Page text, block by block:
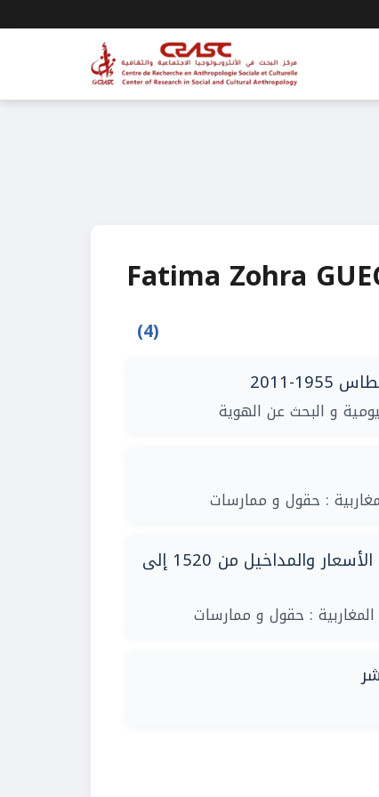
Fatima Zohra
(4)
2011
و البحث عن الهوية
: حقول و ممارسات
مروش، لمنور : أبحاث في تاريخ الجزائر العثمانية العملات، الأسعار والمداخيل من 1520 إلى
المغاربية : حقول و ممارسات